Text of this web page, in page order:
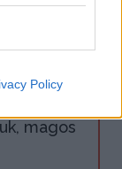
Policy
1
magos